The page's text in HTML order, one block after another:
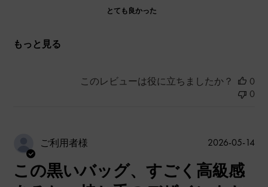
とても良かった
もっと見る
このレビューは役に立ちましたか？
0
0
ご利用者様
この黒いバッグ、すごく高級感
公
2026-05-14